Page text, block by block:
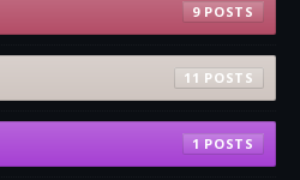
9
11
1